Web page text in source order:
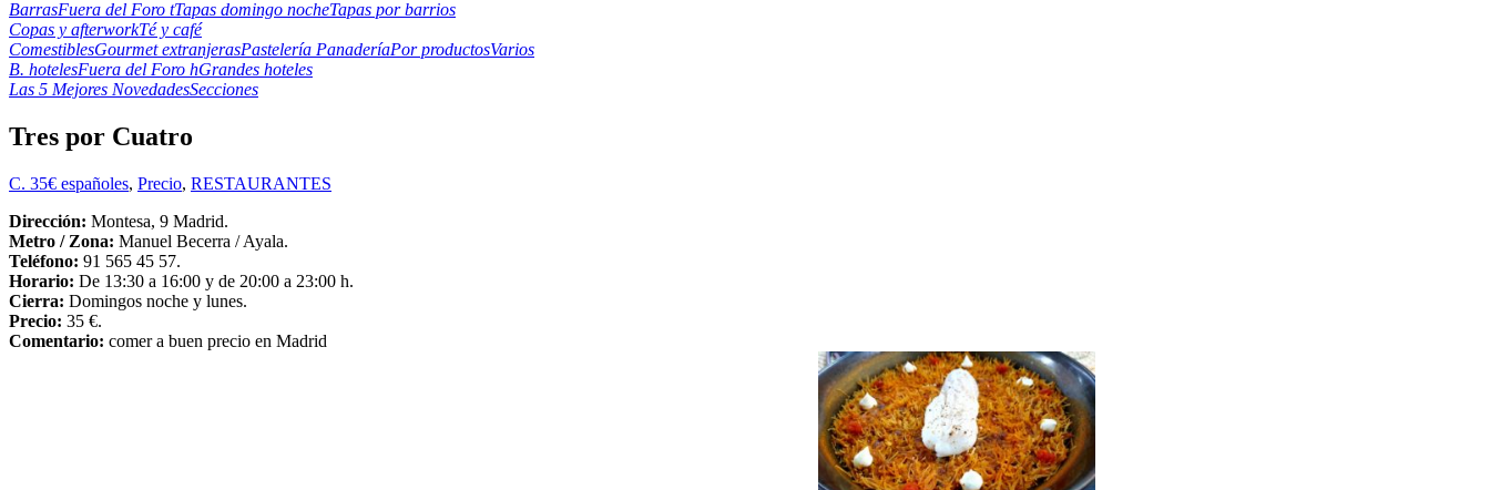
BarrasFuera del Foro tTapas domingo nocheTapas por barrios
Copas y afterworkTé y café
ComestiblesGourmet extranjerasPastelería PanaderíaPor productosVarios
B. hotelesFuera del Foro hGrandes hoteles
Las 5 Mejores NovedadesSecciones
Tres por Cuatro
C. 35€ españoles, Precio, RESTAURANTES
Dirección: Montesa, 9 Madrid.
Metro / Zona: Manuel Becerra / Ayala.
Teléfono: 91 565 45 57.
Horario: De 13:30 a 16:00 y de 20:00 a 23:00 h.
Cierra: Domingos noche y lunes.
Precio: 35 €.
Comentario: comer a buen precio en Madrid